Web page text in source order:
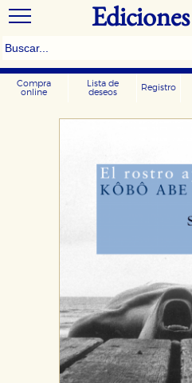
Compra
online
Lista de
deseos
Registro